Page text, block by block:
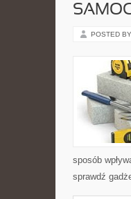
POSTED
sposób
sprawdź